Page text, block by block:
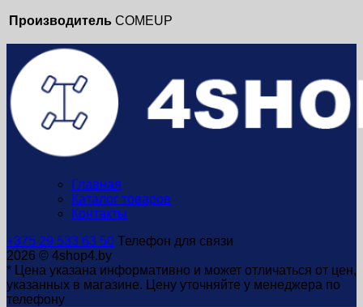
Производитель COMEUP
Главная
Каталог товаров
Контакты
+375 29 533 63 50 Телефон для связи
2026 © 4shop4.by
* Цена указана информативно и может отличаться от цен,
указанных в магазине. Цену уточняйте у менеджера по
телефону